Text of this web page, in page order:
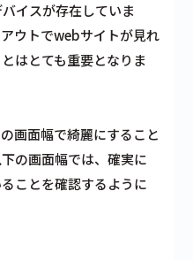
イスが存在していま
ウトでwebサイトが見れ
はとても重要となりま
画面幅で綺麗にすること
の画面幅では、確実に
ことを確認するように